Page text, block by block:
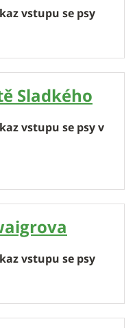
vstupu se psy
Sladkého
vstupu se psy v
vstupu se psy